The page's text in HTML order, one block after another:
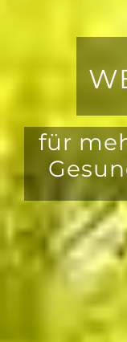
für